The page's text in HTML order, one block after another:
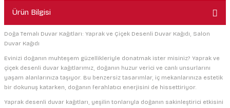
Ürün Bilgisi
Doğa Temalı Duvar Kağıtları: Yaprak ve Çiçek Desenli Duvar Kağıdı, Salon
Duvar Kağıdı
Evinizi doğanın muhteşem güzellikleriyle donatmak ister misiniz? Yaprak ve
çiçek desenli duvar kağıtlarımız, doğanın huzur verici ve canlı unsurlarını
yaşam alanlarınıza taşıyor. Bu benzersiz tasarımlar, iç mekanlarınıza estetik
bir dokunuş katarken, doğanın ferahlatıcı enerjisini de hissettiriyor.
Yaprak desenli duvar kağıtları, yeşilin tonlarıyla doğanın sakinleştirici etkisini